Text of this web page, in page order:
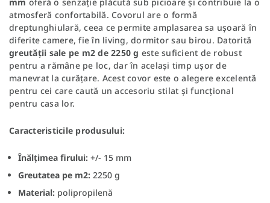
atmosferă confortabilă. Covorul are o formă
dreptunghiulară, ceea ce permite amplasarea sa ușoară în
diferite camere, fie în living, dormitor sau birou. Datorită
greutății sale pe m2 de 2250 g este suficient de robust
pentru a rămâne pe loc, dar în același timp ușor de
manevrat la curățare. Acest covor este o alegere excelentă
pentru cei care caută un accesoriu stilat și funcțional
pentru casa lor.
Caracteristicile produsului:
Înălțimea firului: +/- 15 mm
Greutatea pe m2: 2250 g
Material: polipropilenă